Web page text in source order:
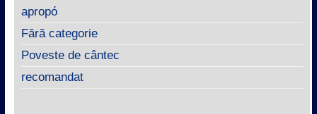
apropó
Fără categorie
Poveste de cântec
recomandat